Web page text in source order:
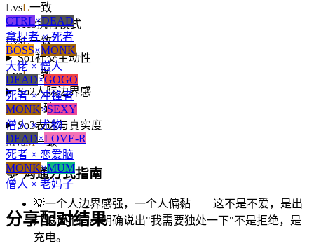
LvsL一致
Ac3执行模式
LvsL一致
So1社交主动性
LvsL一致
So2人际边界感
HvsH一致
So3表达与真实度
MvsM一致
💬沟通方式指南
💡一个人边界感强，一个人偏黏——这不是不爱，是出
厂设置不同。明确说出"我需要独处一下"不是拒绝，是
充电。
CTRL×DEAD
拿捏者 × 死者
BOSS×MONK
大佬 × 僧人
DEAD×GOGO
死者 × 冲锋者
MONK×SEXY
僧人 × 尤物
DEAD×LOVE-R
死者 × 恋爱脑
MONK×MUM
僧人 × 老妈子
分享配对结果